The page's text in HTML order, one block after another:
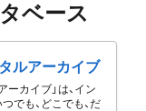
ベース
ルアーカイブ
ーカイブ」は、イン
でも、どこでも、だ